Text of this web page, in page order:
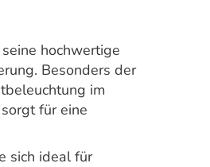
hochwertige
Besonders der
im
für eine
sich ideal für